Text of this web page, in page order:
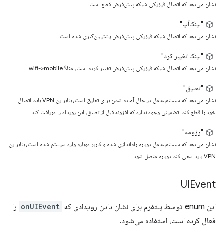
نشان می‌دهد که اتصال فیزیکی شبکه پیش‌فرض قطع است.
"لینک‌آپ"
نشان می‌دهد که اتصال شبکه فیزیکی پیش‌فرض پشتیبان‌گیری شده است.
"لینک تغییر کرد"
نشان می‌دهد که اتصال شبکه فیزیکی پیش‌فرض تغییر کرده است، مثلاً wifi->mobile.
"تعلیق"
نشان می‌دهد که سیستم عامل در حال آماده شدن برای تعلیق است، بنابراین VPN باید اتصال
خود را قطع کند. تضمینی وجود ندارد که افزونه قبل از تعلیق، این رویداد را دریافت کند.
"رزومه"
نشان می‌دهد که سیستم عامل دوباره راه‌اندازی شده و کاربر دوباره وارد سیستم شده است، بنابراین
VPN باید سعی کند دوباره متصل شود.
UIEvent
این enum توسط پلتفرم برای نشان دادن رویدادی که onUIEvent را
فعال کرده است، استفاده می‌شود.